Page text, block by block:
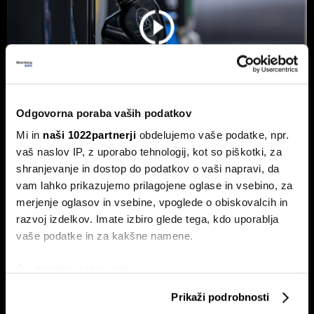
Odgovorna poraba vaših podatkov
Mi in naši 1022partnerji obdelujemo vaše podatke, npr.
vaš naslov IP, z uporabo tehnologij, kot so piškotki, za
shranjevanje in dostop do podatkov o vaši napravi, da
vam lahko prikazujemo prilagojene oglase in vsebino, za
merjenje oglasov in vsebine, vpoglede o obiskovalcih in
razvoj izdelkov. Imate izbiro glede tega, kdo uporablja
vaše podatke in za kakšne namene.
Prikaži podrobnosti
Od kod prihaja dizel v Slovenijo in ali
bo cena še naprej rasla
Od začetka leta se je sod surove nafte brent podražil za
več kot 30 odstotkov. A potrošniki na bencinskih črpalkah
ne kupujejo surove nafte, temveč njihove derivate.